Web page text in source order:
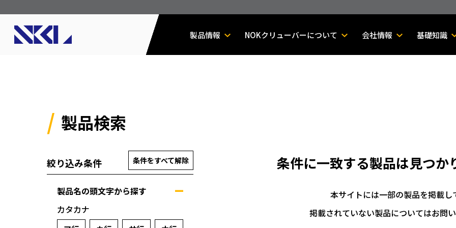
製品情報 NOKクリューバーについて 会社情報 基礎知識
製品検索
絞り込み条件 条件をすべて解除
製品名の頭文字から探す
カタカナ
条件に一致する製品は見つか
本サイトには一部の製品を掲載し
掲載されていない製品についてはお問